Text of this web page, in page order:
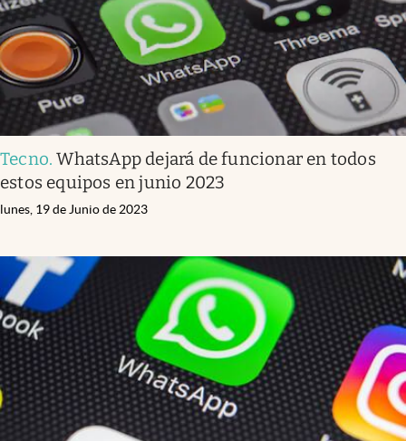
Tecno.WhatsApp dejará de funcionar en todos
estos equipos en junio 2023
lunes, 19 de Junio de 2023